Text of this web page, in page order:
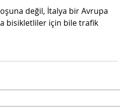
değil, İtalya bir Avrupa
bisikletliler için bile trafik